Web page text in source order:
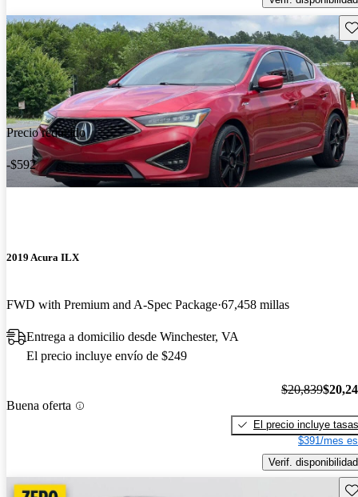
Precio reducido
-$592
2019 Acura ILX
FWD with Premium and A-Spec Package 67,458 millas
Entrega a domicilio desde Winchester, VA
El precio incluye envío de $249
Buena oferta
$20,839
El precio incluye tasas
$391/mes
Verif. disponibilidad